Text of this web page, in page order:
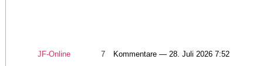
JF-Online 7 Kommentare — 28. Juli 2026 7:52